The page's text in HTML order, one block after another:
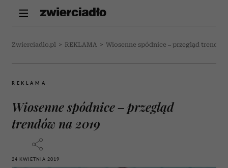
Zwierciadlo.pl > REKLAMA > Wiosenne spódnice – przegląd trendów
REKLAMA
Wiosenne spódnice – przegląd
trendów na 2019
24 KWIETNIA 2019